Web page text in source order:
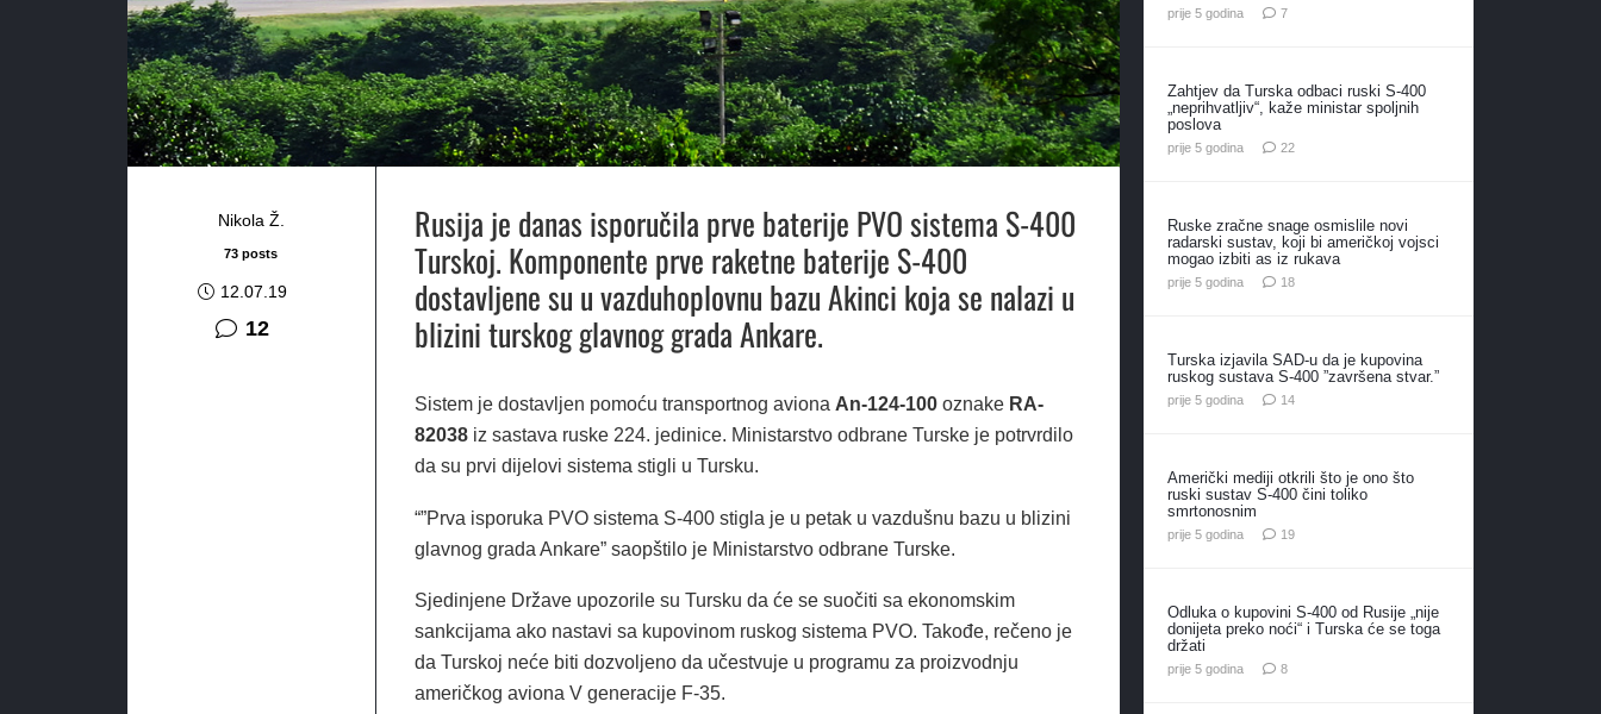
Nikola Ž.
73 posts
12.07.19
12
Rusija je danas isporučila prve baterije PVO sistema S-400
Turskoj. Komponente prve raketne baterije S-400
dostavljene su u vazduhoplovnu bazu Akinci koja se nalazi u
blizini turskog glavnog grada Ankare.
Sistem je dostavljen pomoću transportnog aviona An-124-100oznake RA-
82038iz sastava ruske 224. jedinice. Ministarstvo odbrane Turske je potrvrdilo
da su prvi dijelovi sistema stigli u Tursku.
“”Prva isporuka PVO sistema S-400 stigla je u petak u vazdušnu bazu u blizini
glavnog grada Ankare” saopštilo je Ministarstvo odbrane Turske.
Sjedinjene Države upozorile su Tursku da će se suočiti sa ekonomskim
sankcijama ako nastavi sa kupovinom ruskog sistema PVO. Takođe, rečeno je
da Turskoj neće biti dozvoljeno da učestvuje u programu za proizvodnju
američkog aviona V generacije F-35.
prije 5 godina 7komentara
Zahtjev da Turska odbaci ruski S-400
„neprihvatljiv“, kaže ministar spoljnih
poslova
prije 5 godina 22komentara
Ruske zračne snage osmislile novi
radarski sustav, koji bi američkoj vojsci
mogao izbiti as iz rukava
prije 5 godina 18komentara
Turska izjavila SAD-u da je kupovina
ruskog sustava S-400 ”završena stvar.”
prije 5 godina 14komentara
Američki mediji otkrili što je ono što
ruski sustav S-400 čini toliko
smrtonosnim
prije 5 godina 19komentara
Odluka o kupovini S-400 od Rusije „nije
donijeta preko noći“ i Turska će se toga
držati
prije 5 godina 8komentara